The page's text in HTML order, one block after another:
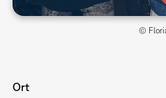
©
Ort